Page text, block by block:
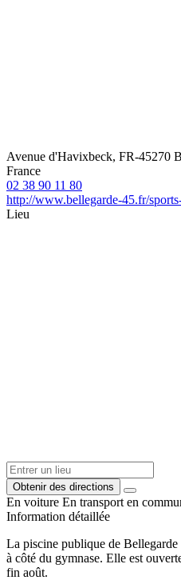
Avenue d'Havixbeck, FR-45270
France
02 38 90 11 80
http://www.bellegarde-45.fr/
Lieu
Obtenir des directions
En voiture En transport en
Information détaillée
La piscine publique de
à côté du gymnase. Elle est
fin août.